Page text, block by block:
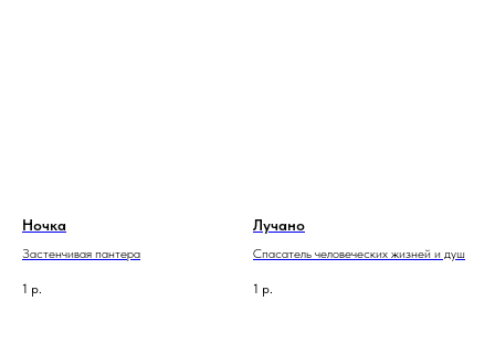
Ночка
Застенчивая пантера
1 р.
Лучано
Спасатель человеческих жизней и душ
1 р.